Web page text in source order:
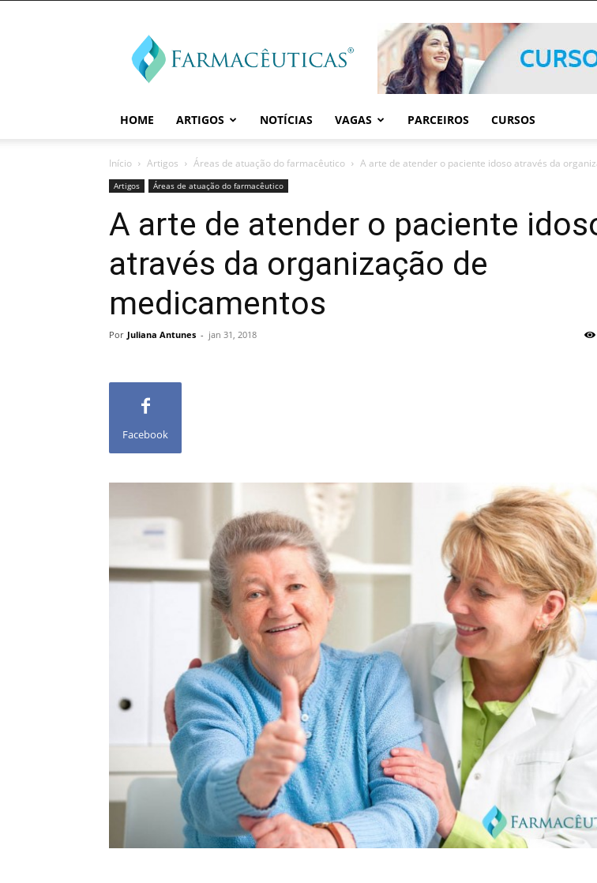
HOME ARTIGOS NOTÍCIAS VAGAS PARCEIROS CURSOS
Início Artigos Áreas de atuação do farmacêutico A arte de atender o paciente idoso através da
Artigos Áreas de atuação do farmacêutico
A arte de atender o paciente
através da organização de
medicamentos
Por Juliana Antunes - jan 31, 2018
Facebook